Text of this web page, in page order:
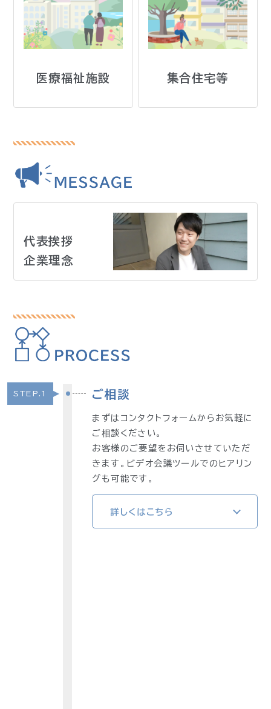
医療福祉施設 集合住宅等
代表挨拶
企業理念
STEP.1 ご相談
まずはコンタクトフォームからお気軽に
ご相談ください。
お客様のご要望をお伺いさせていただ
きます。ビデオ会議ツールでのヒアリン
グも可能です。
詳しくはこちら